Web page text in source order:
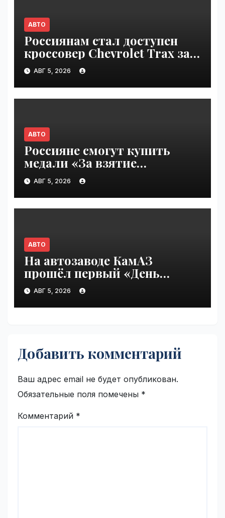
АВТО
Россиянам стал доступен
кроссовер Chevrolet Trax за
1,6 млн рублей | VseTime.ru
АВГ 5, 2026
АВТО
Россияне смогут купить
медали «За взятие
бензоколонки 2026» |
VseTime.ru
АВГ 5, 2026
АВТО
На автозаводе КамАЗ
прошёл первый «День
шаурмы» | VseTime.ru
АВГ 5, 2026
Добавить комментарий
Ваш адрес email не будет опубликован.
Обязательные поля помечены *
Комментарий *